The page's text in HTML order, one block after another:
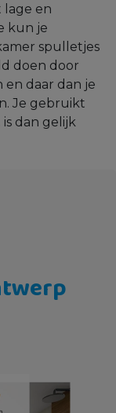
lage en
kun je
spulletjes
doen door
en daar dan je
Je gebruikt
dan gelijk